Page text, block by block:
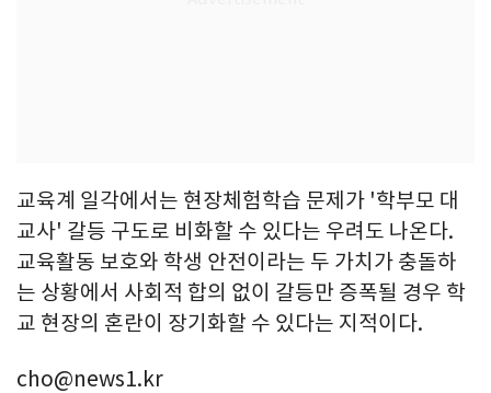
교육계 일각에서는 현장체험학습 문제가 '학부모 대
교사' 갈등 구도로 비화할 수 있다는 우려도 나온다.
교육활동 보호와 학생 안전이라는 두 가치가 충돌하
는 상황에서 사회적 합의 없이 갈등만 증폭될 경우 학
교 현장의 혼란이 장기화할 수 있다는 지적이다.
cho@news1.kr